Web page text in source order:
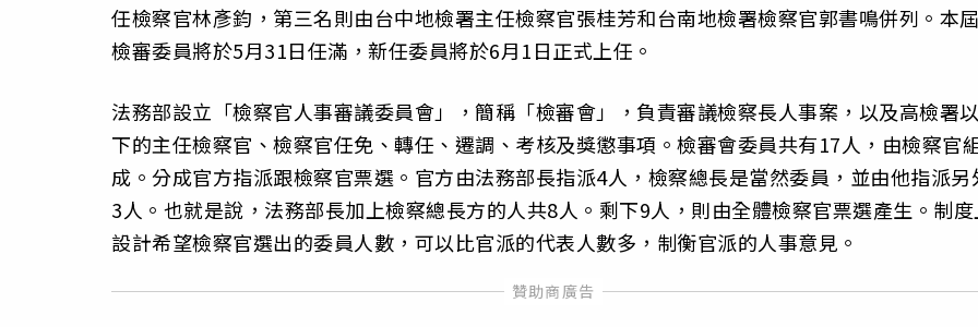
任檢察官林彥鈞，第三名則由台中地檢署主任檢察官張桂芳和台南地檢署檢察官郭書鳴併列。本屆
檢審委員將於5月31日任滿，新任委員將於6月1日正式上任。
法務部設立「檢察官人事審議委員會」，簡稱「檢審會」，負責審議檢察長人事案，以及高檢署以
下的主任檢察官、檢察官任免、轉任、遷調、考核及獎懲事項。檢審會委員共有17人，由檢察官
成。分成官方指派跟檢察官票選。官方由法務部長指派4人，檢察總長是當然委員，並由他指派另
3人。也就是說，法務部長加上檢察總長方的人共8人。剩下9人，則由全體檢察官票選產生。制度
設計希望檢察官選出的委員人數，可以比官派的代表人數多，制衡官派的人事意見。